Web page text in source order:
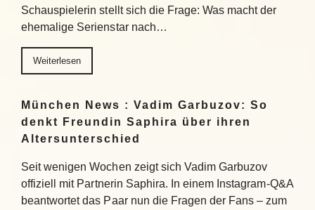
Schauspielerin stellt sich die Frage: Was macht der
ehemalige Serienstar nach…
Weiterlesen
München News : Vadim Garbuzov: So
denkt Freundin Saphira über ihren
Altersunterschied
Seit wenigen Wochen zeigt sich Vadim Garbuzov
offiziell mit Partnerin Saphira. In einem Instagram-Q&A
beantwortet das Paar nun die Fragen der Fans – zum